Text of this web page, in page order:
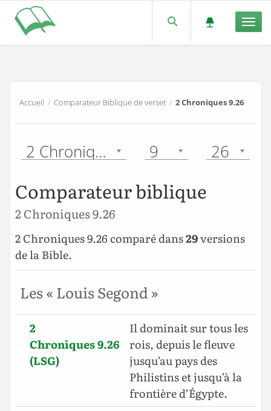
Accueil / Comparateur Biblique de verset/ 2 Chroniques 9.26
2 Chroniques 9 26
Comparateur biblique
2 Chroniques 9.26
2 Chroniques 9.26 comparé dans29versions
de la Bible.
Les « Louis Segond »
2
Chroniques 9.26
(LSG)
Il dominait sur tous les
rois, depuis le fleuve
jusqu’au pays des
Philistins et jusqu’à la
frontière d’Égypte.